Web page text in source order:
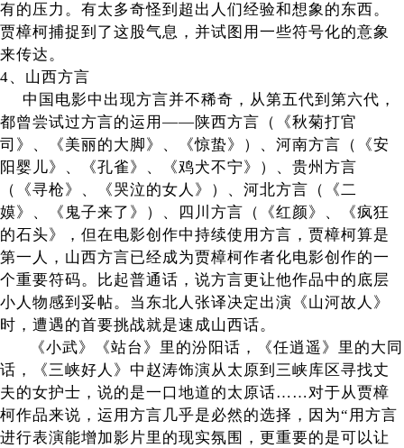
有的压力。有太多奇怪到超出人们经验和想象的东西。
贾樟柯捕捉到了这股气息，并试图用一些符号化的意象
来传达。
4、山西方言
中国电影中出现方言并不稀奇，从第五代到第六代，
都曾尝试过方言的运用——陕西方言（《秋菊打官
司》、《美丽的大脚》、《惊蛰》）、河南方言（《安
阳婴儿》、《孔雀》、《鸡犬不宁》）、贵州方言
（《寻枪》、《哭泣的女人》）、河北方言（《二
嫫》、《鬼子来了》）、四川方言（《红颜》、《疯狂
的石头》，但在电影创作中持续使用方言，贾樟柯算是
第一人，山西方言已经成为贾樟柯作者化电影创作的一
个重要符码。比起普通话，说方言更让他作品中的底层
小人物感到妥帖。当东北人张译决定出演《山河故人》
时，遭遇的首要挑战就是速成山西话。
《小武》《站台》里的汾阳话，《任逍遥》里的大同
话，《三峡好人》中赵涛饰演从太原到三峡库区寻找丈
夫的女护士，说的是一口地道的太原话……对于从贾樟
柯作品来说，运用方言几乎是必然的选择，因为“用方言
进行表演能增加影片里的现实氛围，更重要的是可以让